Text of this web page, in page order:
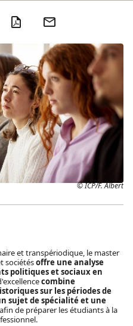
Version PDF
© ICP/F. Albert
et transpériodique, le master
sociétésoffre une analyse
politiques et sociaux en
combine
sur les périodes de
sujet de spécialité et une
de préparer les étudiants à la